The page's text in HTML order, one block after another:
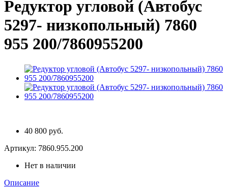
Редуктор угловой (Автобус
5297- низкопольный) 7860
955 200/7860955200
40 800 руб.
Артикул: 7860.955.200
Нет в наличии
Описание